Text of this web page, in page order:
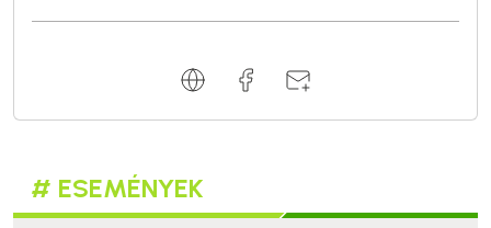
# ESEMÉNYEK